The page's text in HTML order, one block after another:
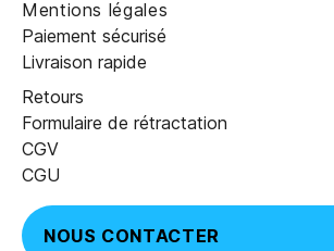
Mentions légales
Paiement sécurisé
Livraison rapide
Retours
Formulaire de rétractation
CGV
CGU
NOUS CONTACTER